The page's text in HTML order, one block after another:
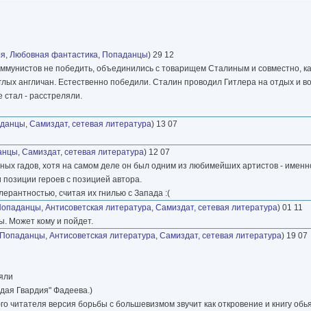
, Любовная фантастика, Попаданцы) 29 12
не победить, объединились с товарищем Сталиным и совместно,
англичан. Естественно победили. Сталин проводил Гитлера на отдых и
стал - расстреляли.
, Самиздат, сетевая литература) 13 07
, Самиздат, сетевая литература) 12 07
гадов, хотя на самом деле он был одним из любимейших артистов -
героев с позицией автора.
считая их гнилью с Запада :(
, Антисоветская литература, Самиздат, сетевая литература) 01 11
Может кому и пойдет.
Попаданцы, Антисоветская литература, Самиздат, сетевая литература) 19 07
Гвардия" Фадеева.)
читателя версия борьбы с большевизмом звучит как откровение и книгу